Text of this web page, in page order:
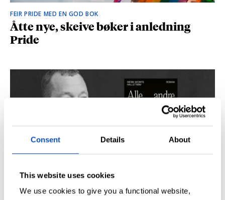
Consent Details About
This website uses cookies
We use cookies to give you a functional website,
FEIR PRIDE MED EN GOD BOK
Åtte nye, skeive bøker i anledning
Pride
SÅ DU NRK-DOKUMENTAREN «AGENTEN»?
Didrik M. Hallstrøm: – Alt det med CIA